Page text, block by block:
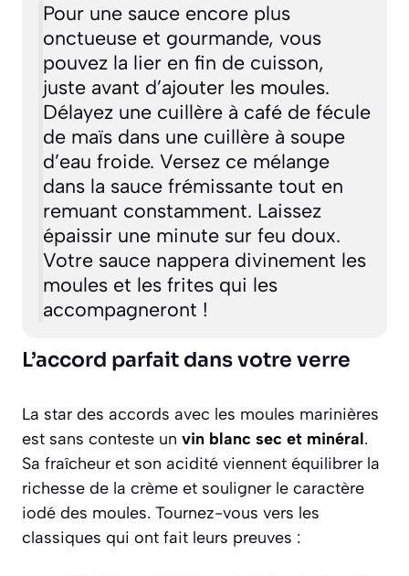
Pour une sauce encore plus
onctueuse et gourmande, vous
pouvez la lier en fin de cuisson,
juste avant d’ajouter les moules.
Délayez une cuillère à café de fécule
de maïs dans une cuillère à soupe
d’eau froide. Versez ce mélange
dans la sauce frémissante tout en
remuant constamment. Laissez
épaissir une minute sur feu doux.
Votre sauce nappera divinement les
moules et les frites qui les
accompagneront !
L’accord parfait dans votre verre
La star des accords avec les moules marinières
est sans conteste un vin blanc sec et minéral.
Sa fraîcheur et son acidité viennent équilibrer la
richesse de la crème et souligner le caractère
iodé des moules. Tournez-vous vers les
classiques qui ont fait leurs preuves :